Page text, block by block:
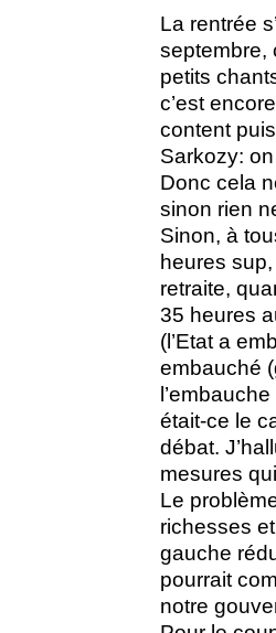
La rentrée
septembre,
petits
c’est
content
Sarkozy:
Donc cela
sinon rien
Sinon, à
heures
retraite,
35 heures
(l’Etat a
embauché
était-ce le
débat.
mesures
Le
richesses
gauche
pourrait
notre